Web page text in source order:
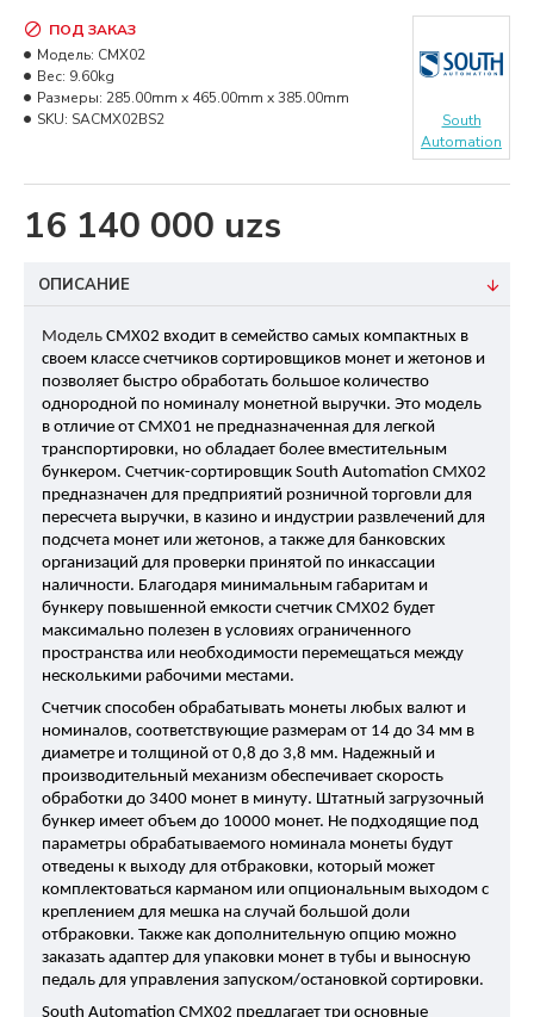
16 140 000 uzs
ПОД ЗАКАЗ
Модель: CMX02
Вес: 9.60kg
Размеры: 285.00mm x 465.00mm x 385.00mm
SKU: SACMX02BS2
South
Automation
ОПИСАНИЕ
Модель CMX02 входит в семейство самых компактных в
своем классе счетчиков сортировщиков монет и жетонов и
позволяет быстро обработать большое количество
однородной по номиналу монетной выручки. Это модель
в отличие от CMX01 не предназначенная для легкой
транспортировки, но обладает более вместительным
бункером. Счетчик-сортировщик South Automation CMX02
предназначен для предприятий розничной торговли для
пересчета выручки, в казино и индустрии развлечений для
подсчета монет или жетонов, а также для банковских
организаций для проверки принятой по инкассации
наличности. Благодаря минимальным габаритам и
бункеру повышенной емкости счетчик CMX02 будет
максимально полезен в условиях ограниченного
пространства или необходимости перемещаться между
несколькими рабочими местами.
Счетчик способен обрабатывать монеты любых валют и
номиналов, соответствующие размерам от 14 до 34 мм в
диаметре и толщиной от 0,8 до 3,8 мм. Надежный и
производительный механизм обеспечивает скорость
обработки до 3400 монет в минуту. Штатный загрузочный
бункер имеет объем до 10000 монет. Не подходящие под
параметры обрабатываемого номинала монеты будут
отведены к выходу для отбраковки, который может
комплектоваться карманом или опциональным выходом с
креплением для мешка на случай большой доли
отбраковки. Также как дополнительную опцию можно
заказать адаптер для упаковки монет в тубы и выносную
педаль для управления запуском/остановкой сортировки.
South Automation CMX02 предлагает три основные